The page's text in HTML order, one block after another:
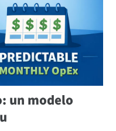
un modelo